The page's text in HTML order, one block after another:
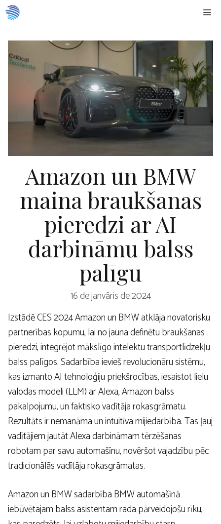
Doties
uz
Amazon un BMW
maina braukšanas
pieredzi ar AI
darbināmu balss
palīgu
16 de janvāris de 2024
Izstādē CES 2024 Amazon un BMW atklāja novatorisku
partnerības kopumu, lai no jauna definētu braukšanas
pieredzi, integrējot mākslīgo intelektu transportlīdzekļu
balss palīgos. Sadarbība ievieš revolucionāru sistēmu,
kas izmanto AI tehnoloģiju priekšrocības, iesaistot lielu
valodas modeli (LLM) ar Alexa, Amazon balss
pakalpojumu, un faktisko vadītāja rokasgrāmatu.
Rezultāts ir nemanāma un intuitīva mijiedarbība. Tas ļauj
vadītājiem jautāt Alexa darbināmam tērzēšanas
robotam par savu automašīnu, novēršot vajadzību pēc
tradicionālās vadītāja rokasgrāmatas.
Amazon un BMW sadarbība BMW automašīnā
iebūvētajam balss asistentam rada pārveidojošu rīku,